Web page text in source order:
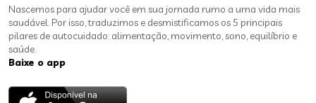
Nascemos para ajudar você em sua jornada rumo a uma vida mais
saudável. Por isso, traduzimos e desmistificamos os 5 principais
pilares de autocuidado: alimentação, movimento, sono, equilíbrio e
saúde.
Baixe o app